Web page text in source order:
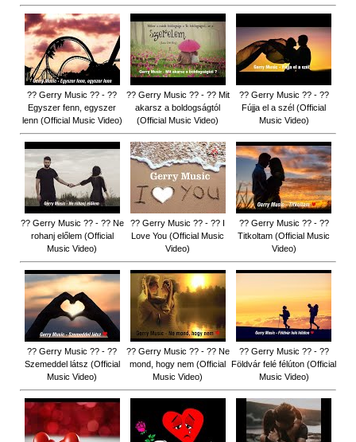
?? Gerry Music ?? - ??
Egyszer fenn, egyszer
lenn (Official Music Video)
?? Gerry Music ?? - ?? Mit
akarsz a boldogságtól
(Official Music Video)
?? Gerry Music ?? - ??
Fújja el a szél (Official
Music Video)
?? Gerry Music ?? - ?? Ne
rohanj előlem (Official
Music Video)
?? Gerry Music ?? - ?? I
Love You (Official Music
Video)
?? Gerry Music ?? - ??
Titkoltam (Official Music
Video)
?? Gerry Music ?? - ??
Szemeddel látsz (Official
Music Video)
?? Gerry Music ?? - ?? Ne
mond, hogy nem (Official
Music Video)
?? Gerry Music ?? - ??
Földvár felé félúton (Official
Music Video)